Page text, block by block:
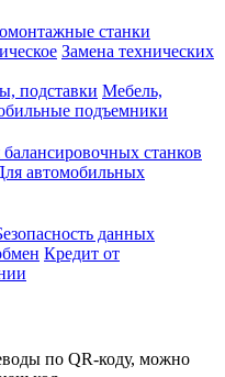
станки
Замена технических
подставки Мебель,
подъемники
станков
автомобильных
данных
Кредит от
по QR-коду, можно